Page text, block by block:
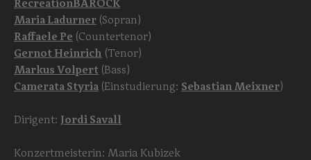
RecreationBAROCK
Maria Ladurner (Sopran)
Raffaele Pe (Countertenor)
Gernot Heinrich (Tenor)
Markus Volpert (Bass)
Camerata Styria (Einstudierung: Sebastian Meixner)
Dirigent: Jordi Savall
Konzertmeisterin: Maria Kubizek